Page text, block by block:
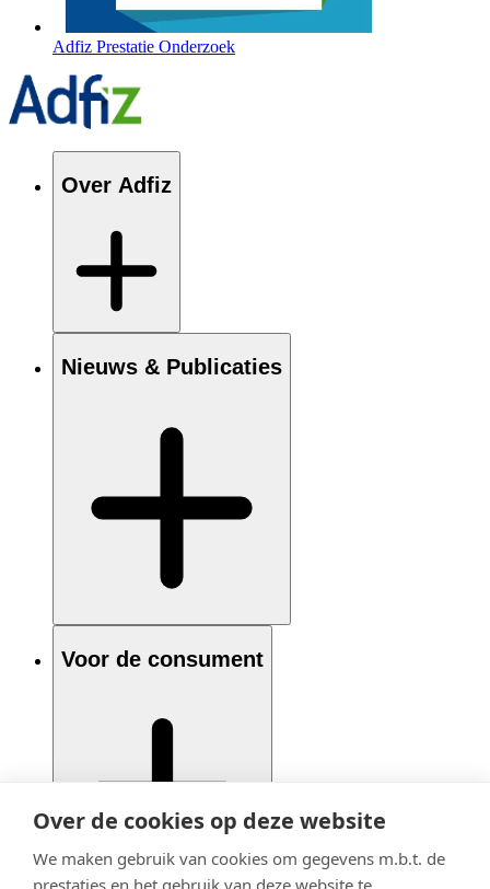
Over de cookies op deze website
We maken gebruik van cookies om gegevens m.b.t. de
prestaties en het gebruik van deze website te
Adfiz Prestatie Onderzoek
Over Adfiz
Nieuws & Publicaties
Voor de consument